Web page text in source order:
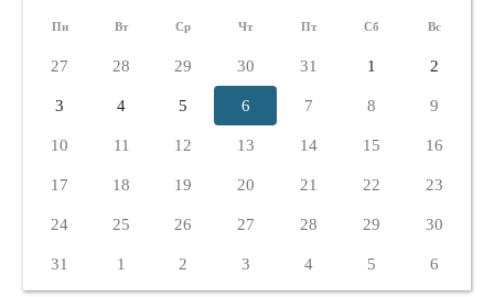
Пн Вт Ср Чт Пт Сб Вс
27 28 29 30 31 1 2
3 4 5 6 7 8 9
10 11 12 13 14 15 16
17 18 19 20 21 22 23
24 25 26 27 28 29 30
31 1 2 3 4 5 6